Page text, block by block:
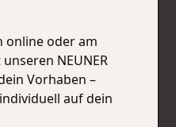
online oder am
NEUNER
Vorhaben –
auf dein